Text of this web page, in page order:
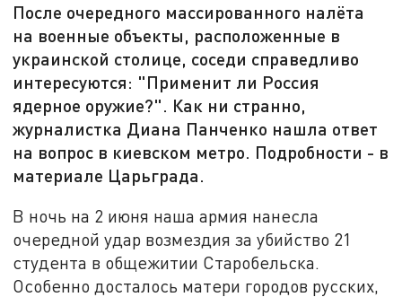
После очередного массированного налёта
на военные объекты, расположенные в
украинской столице, соседи справедливо
интересуются: "Применит ли Россия
ядерное оружие?". Как ни странно,
журналистка Диана Панченко нашла ответ
на вопрос в киевском метро. Подробности - в
материале Царьграда.
В ночь на 2 июня наша армия нанесла
очередной удар возмездия за убийство 21
студента в общежитии Старобельска.
Особенно досталось матери городов русских,